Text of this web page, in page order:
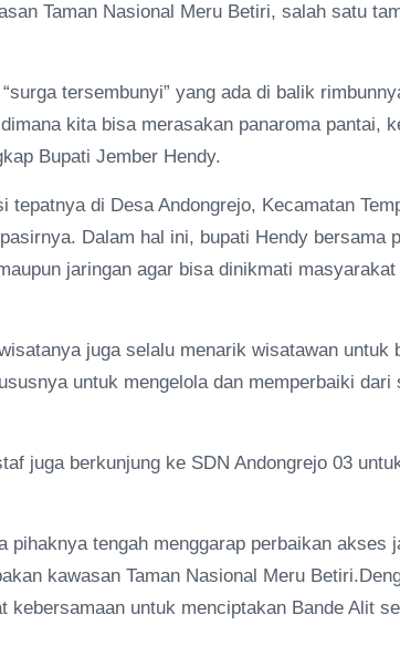
Taman Nasional Meru Betiri, salah satu
tersembunyi” yang ada di balik
kita bisa merasakan panaroma pantai,
Bupati Jember Hendy.
di Desa Andongrejo, Kecamatan
Dalam hal ini, bupati Hendy bersama
jaringan agar bisa dinikmati
juga selalu menarik wisatawan untuk
untuk mengelola dan memperbaiki
juga berkunjung ke SDN Andongrejo 03
pihaknya tengah menggarap perbaikan akses
kawasan Taman Nasional Meru
kebersamaan untuk menciptakan Bande Alit